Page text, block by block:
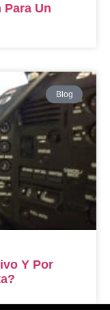
Un
Blog
Y Por